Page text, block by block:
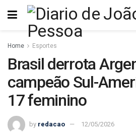
Home Esportes
Brasil derrota
campeão Sul-
17 feminino
by redacao 12/05/2026